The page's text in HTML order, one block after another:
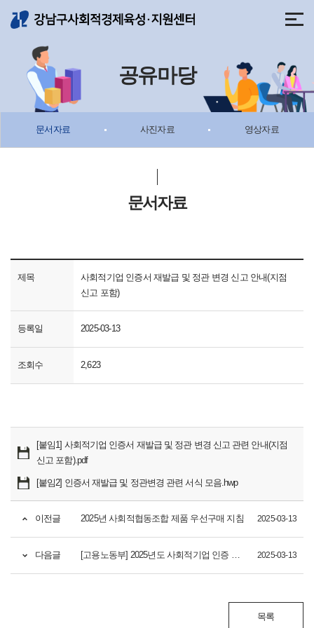
메뉴 바로가기
공유마당
문서자료 사진자료 영상자료
문서자료
제목
사회적기업 인증서 재발급 및 정관 변경 신고 안내(지점
신고 포함)
등록일 2025-03-13
조회수 2,623
[붙임1] 사회적기업 인증서 재발급 및 정관 변경 신고 관련 안내(지점
신고 포함).pdf
[붙임2] 인증서 재발급 및 정관변경 관련 서식 모음.hwp
이전글 2025년 사회적협동조합 제품 우선구매 지침 2025-03-13
다음글 [고용노동부] 2025년도 사회적기업 인증 업무지침 2025-03-13
목록